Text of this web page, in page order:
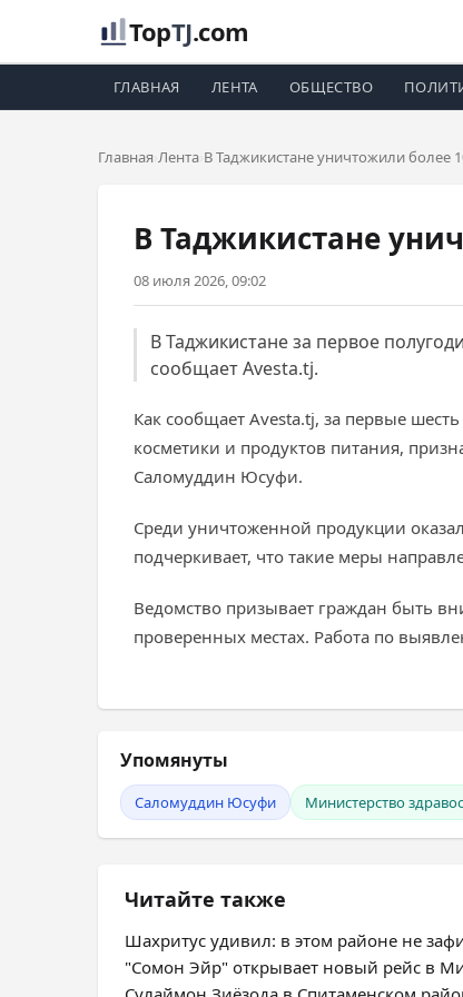
TopTJ.com
ГЛАВНАЯ ЛЕНТА ОБЩЕСТВО
Главная Лента В Таджикистане уничтожили более
В Таджикистане
08 июля 2026, 09:02
В Таджикистане за первое
сообщает Avesta.tj.
Как сообщает Avesta.tj, за первые
косметики и продуктов питания,
Саломуддин Юсуфи.
Среди уничтоженной продукции
подчеркивает, что такие меры
Ведомство призывает граждан быть
проверенных местах. Работа по
Упомянуты
Саломуддин Юсуфи Министерство
Читайте также
Шахритус удивил: в этом районе не
"Сомон Эйр" открывает новый рейс в